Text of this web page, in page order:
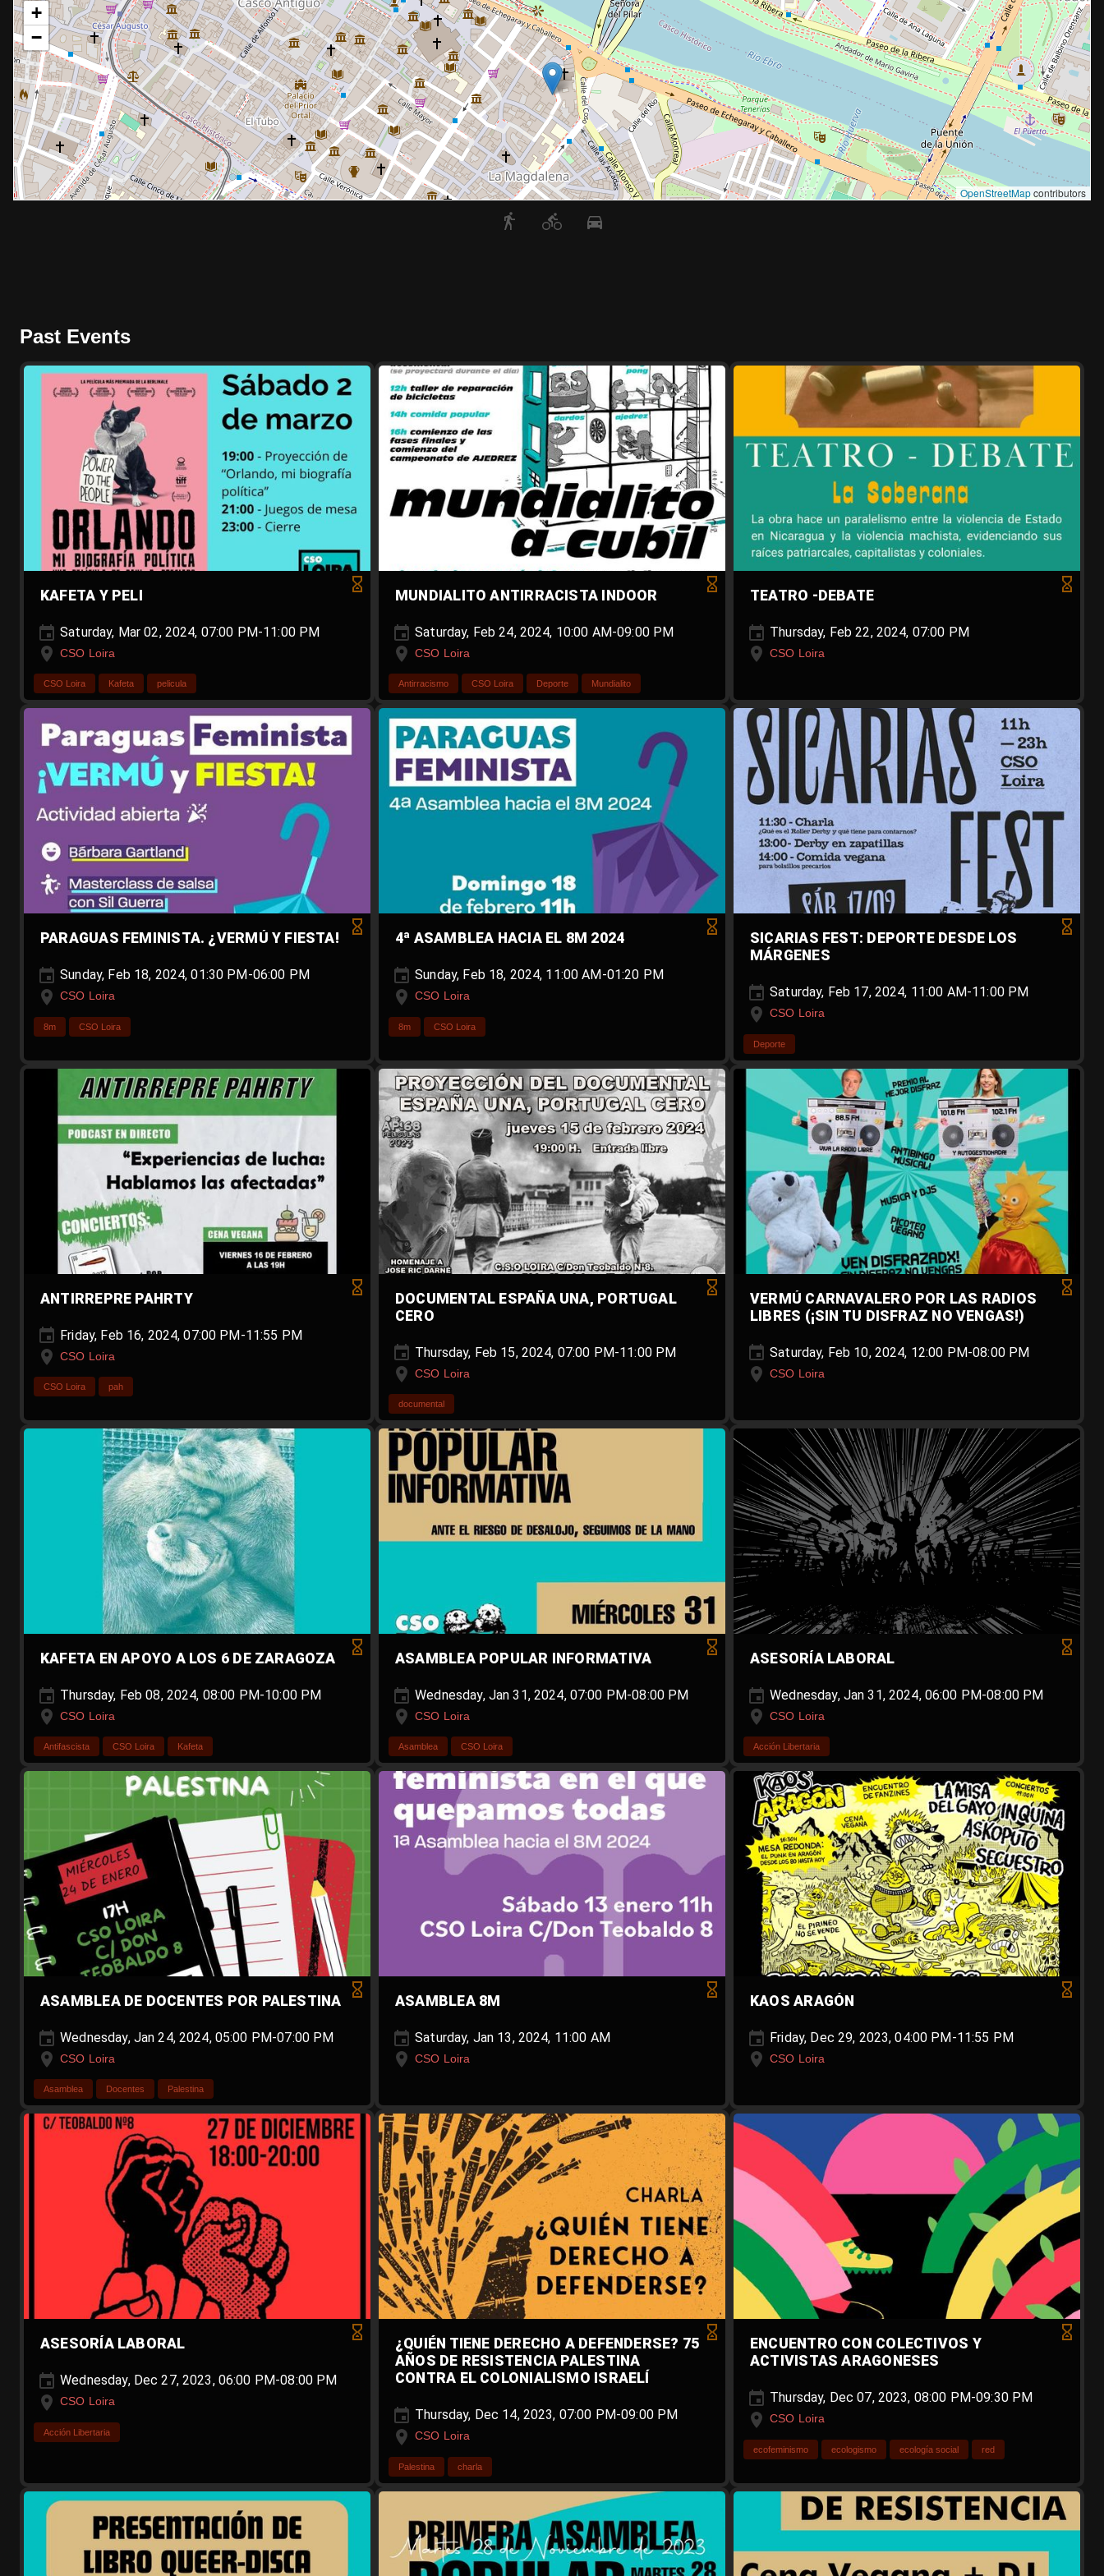
+
−
OpenStreetMapcontributors
Past Events
KAFETA Y PELI
Saturday, Mar 02, 2024, 07:00 PM-11:00 PM
CSO Loira
CSO Loira Kafeta pelicula
MUNDIALITO ANTIRRACISTA INDOOR
Saturday, Feb 24, 2024, 10:00 AM-09:00 PM
CSO Loira
Antirracismo CSO Loira Deporte Mundialito
TEATRO -DEBATE
Thursday, Feb 22, 2024, 07:00 PM
CSO Loira
PARAGUAS FEMINISTA. ¿VERMÚ Y FIESTA!
Sunday, Feb 18, 2024, 01:30 PM-06:00 PM
CSO Loira
8m CSO Loira
4ª ASAMBLEA HACIA EL 8M 2024
Sunday, Feb 18, 2024, 11:00 AM-01:20 PM
CSO Loira
8m CSO Loira
SICARIAS FEST: DEPORTE DESDE LOS
MÁRGENES
Saturday, Feb 17, 2024, 11:00 AM-11:00 PM
CSO Loira
Deporte
ANTIRREPRE PAHRTY
Friday, Feb 16, 2024, 07:00 PM-11:55 PM
CSO Loira
CSO Loira pah
DOCUMENTAL ESPAÑA UNA, PORTUGAL
CERO
Thursday, Feb 15, 2024, 07:00 PM-11:00 PM
CSO Loira
documental
VERMÚ CARNAVALERO POR LAS RADIOS
LIBRES (¡SIN TU DISFRAZ NO VENGAS!)
Saturday, Feb 10, 2024, 12:00 PM-08:00 PM
CSO Loira
KAFETA EN APOYO A LOS 6 DE ZARAGOZA
Thursday, Feb 08, 2024, 08:00 PM-10:00 PM
CSO Loira
Antifascista CSO Loira Kafeta
ASAMBLEA POPULAR INFORMATIVA
Wednesday, Jan 31, 2024, 07:00 PM-08:00 PM
CSO Loira
Asamblea CSO Loira
ASESORÍA LABORAL
Wednesday, Jan 31, 2024, 06:00 PM-08:00 PM
CSO Loira
Acción Libertaria
ASAMBLEA DE DOCENTES POR PALESTINA
Wednesday, Jan 24, 2024, 05:00 PM-07:00 PM
CSO Loira
Asamblea Docentes Palestina
ASAMBLEA 8M
Saturday, Jan 13, 2024, 11:00 AM
CSO Loira
KAOS ARAGÓN
Friday, Dec 29, 2023, 04:00 PM-11:55 PM
CSO Loira
ASESORÍA LABORAL
Wednesday, Dec 27, 2023, 06:00 PM-08:00 PM
CSO Loira
Acción Libertaria
¿QUIÉN TIENE DERECHO A DEFENDERSE? 75
AÑOS DE RESISTENCIA PALESTINA
CONTRA EL COLONIALISMO ISRAELÍ
Thursday, Dec 14, 2023, 07:00 PM-09:00 PM
CSO Loira
Palestina charla
ENCUENTRO CON COLECTIVOS Y
ACTIVISTAS ARAGONESES
Thursday, Dec 07, 2023, 08:00 PM-09:30 PM
CSO Loira
ecofeminismo ecologismo ecología social red